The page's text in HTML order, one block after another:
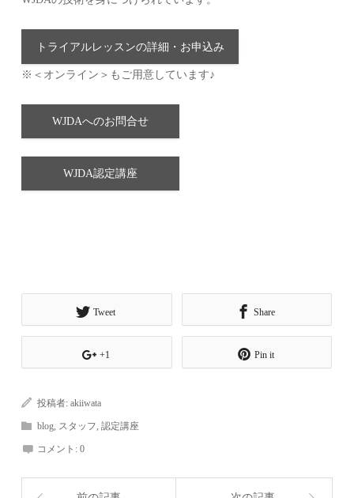
トライアルレッスンの詳細・お申込み
※＜オンライン＞もご用意しています♪
WJDAへのお問合せ
WJDA認定講座
Tweet Share
+1 Pin it
投稿者:akiiwata
blog スタッフ ,認定講座
コメント:0